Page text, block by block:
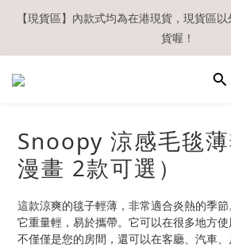
【現貨區】內款式均為在港現貨，現貨區
貨喔！
【現貨區】內款式均為在港現貨，現貨區
貨喔！
如欲享用會員優惠，註冊後請務必確認在
溫馨提示：所有順豐快遞／本地及國際郵遞
郵通知出貨，下單後敬請留意
【現貨區】內款式均為在港現貨，現貨區以
貨喔！
Snoopy 涼感毛毯
漫畫 2款可選）
這款涼爽的毯子輕薄，非常適合炎熱的季節
它重量輕，易於攜帶。它可以在很多地方使
不僅僅是您的房間，還可以在客廳、汽車、